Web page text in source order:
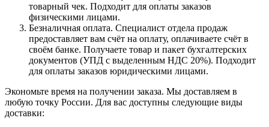
товарный чек. Подходит для оплаты заказов
физическими лицами.
Безналичная оплата. Специалист отдела продаж
предоставляет вам счёт на оплату, оплачиваете счёт в
своём банке. Получаете товар и пакет бухгалтерских
документов (УПД с выделенным НДС 20%). Подходит
для оплаты заказов юридическими лицами.
Экономьте время на получении заказа. Мы доставляем в
любую точку России. Для вас доступны следующие виды
доставки: